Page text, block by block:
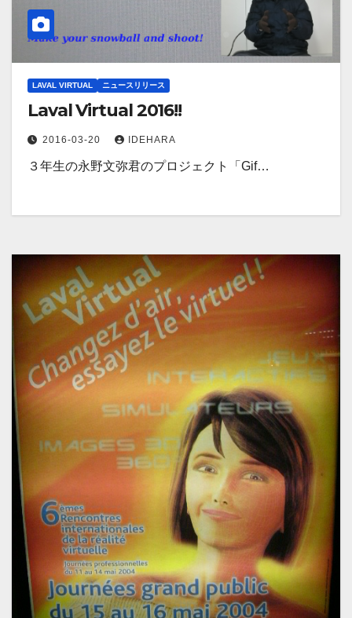
LAVAL VIRTUAL ニュースリリース
Laval Virtual 2016!!
2016-03-20 IDEHARA
３年生の永野文弥君のプロジェクト「Gif…